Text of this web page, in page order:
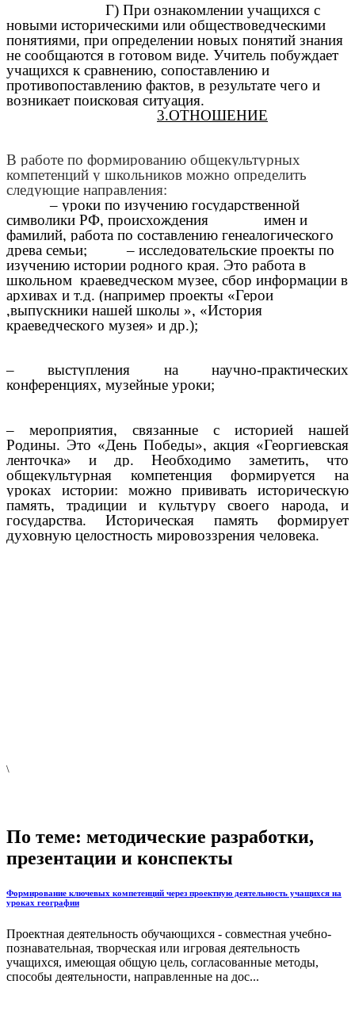
Г) При ознакомлении учащихся с
новыми историческими или обществоведческими
понятиями, при определении новых понятий знания
не сообщаются в готовом виде. Учитель побуждает
учащихся к сравнению, сопоставлению и
противопоставлению фактов, в результате чего и
возникает поисковая ситуация.
3.ОТНОШЕНИЕ
В работе по формированию общекультурных
компетенций у школьников можно определить
следующие направления:
– уроки по изучению государственной
символики РФ, происхождения имен и
фамилий, работа по составлению генеалогического
древа семьи; – исследовательские проекты по
изучению истории родного края. Это работа в
школьном краеведческом музее, сбор информации в
архивах и т.д. (например проекты «Герои
,выпускники нашей школы », «История
краеведческого музея» и др.);
– выступления на научно-практических
конференциях, музейные уроки;
– мероприятия, связанные с историей нашей
Родины. Это «День Победы», акция «Георгиевская
ленточка» и др. Необходимо заметить, что
общекультурная компетенция формируется на
уроках истории: можно прививать историческую
память, традиции и культуру своего народа, и
государства. Историческая память формирует
духовную целостность мировоззрения человека.
\
По теме: методические разработки,
презентации и конспекты
Формирование ключевых компетенций через проектную деятельность учащихся на
уроках географии
Проектная деятельность обучающихся - совместная учебно-
познавательная, творческая или игровая деятельность
учащихся, имеющая общую цель, согласованные методы,
способы деятельности, направленные на дос...